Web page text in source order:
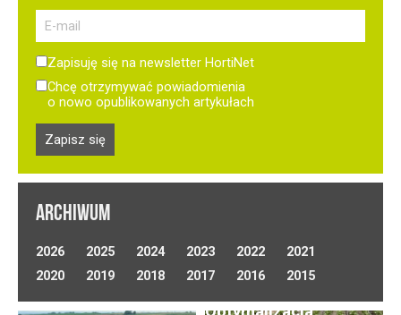
Zapisuję się na newsletter HortiNet
Chcę otrzymywać powiadomienia
o nowo opublikowanych artykułach
ARCHIWUM
2026 2025 2024 2023 2022
2021
2020
2019 2018 2017 2016 2015